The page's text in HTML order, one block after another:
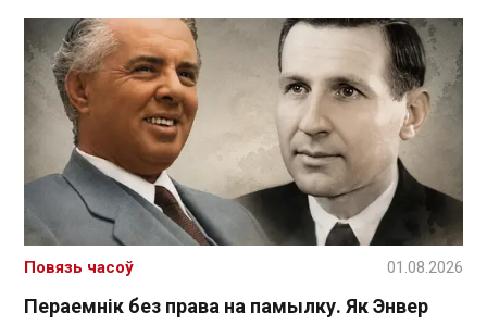
Пераемнік без права на памылку. Як Энвер
Повязь часоў 01.08.2026